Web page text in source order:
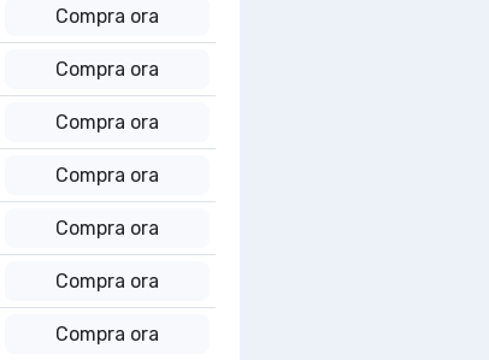
Compra ora
Compra ora
Compra ora
Compra ora
Compra ora
Compra ora
Compra ora